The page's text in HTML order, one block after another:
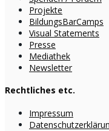
Projekte
BildungsBarCamps
Visual Statements
Presse
Mediathek
Newsletter
Rechtliches etc.
Impressum